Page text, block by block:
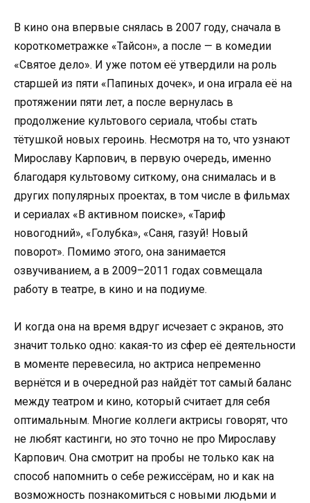
В кино она впервые снялась в 2007 году, сначала в
короткометражке «Тайсон», а после — в комедии
«Святое дело». И уже потом её утвердили на роль
старшей из пяти «Папиных дочек», и она играла её на
протяжении пяти лет, а после вернулась в
продолжение культового сериала, чтобы стать
тётушкой новых героинь. Несмотря на то, что узнают
Мирославу Карпович, в первую очередь, именно
благодаря культовому ситкому, она снималась и в
других популярных проектах, в том числе в фильмах
и сериалах «В активном поиске», «Тариф
новогодний», «Голубка», «Саня, газуй! Новый
поворот». Помимо этого, она занимается
озвучиванием, а в 2009–2011 годах совмещала
работу в театре, в кино и на подиуме.
И когда она на время вдруг исчезает с экранов, это
значит только одно: какая-то из сфер её деятельности
в моменте перевесила, но актриса непременно
вернётся и в очередной раз найдёт тот самый баланс
между театром и кино, который считает для себя
оптимальным. Многие коллеги актрисы говорят, что
не любят кастинги, но это точно не про Мирославу
Карпович. Она смотрит на пробы не только как на
способ напомнить о себе режиссёрам, но и как на
возможность познакомиться с новыми людьми и